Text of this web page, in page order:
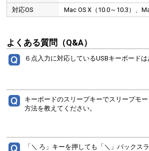
対応OS
Mac OS X（10.0～10.3）、
よくある質問（Q&A）
６点入力に対応しているUSBキーボードは
キーボードのスリープキーでスリープモ
方法を教えてください。
「＼ ろ」キーを押しても「＼」バックス